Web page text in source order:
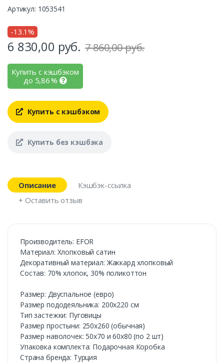
Артикул: 1053541
-13.1%
6 830,00 руб. 7 860,00 руб.
Купить с кэшбэком
до 5,86%
Купить с кэшбэком
Купить без кэшбэка
Описание
Кэшбэк-ссылка
+ Оставить отзыв
Производитель: EFOR
Материал: Хлопковый сатин
Декоративный материал: Жаккард хлопковый
Состав: 70% хлопок, 30% поликоттон
Размер: Двуспальное (евро)
Размер пододеяльника: 200х220 см
Тип застежки: Пуговицы
Размер простыни: 250х260 (обычная)
Размер наволочек: 50х70 и 60х80 (по 2 шт)
Упаковка комплекта: Подарочная Коробка
Cтрана бренда: Турция